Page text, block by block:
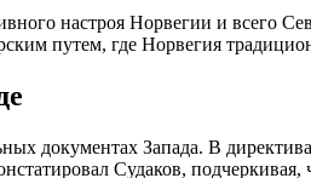
настроя Норвегии и всего
путем, где Норвегия
документах Запада. В
Судаков,